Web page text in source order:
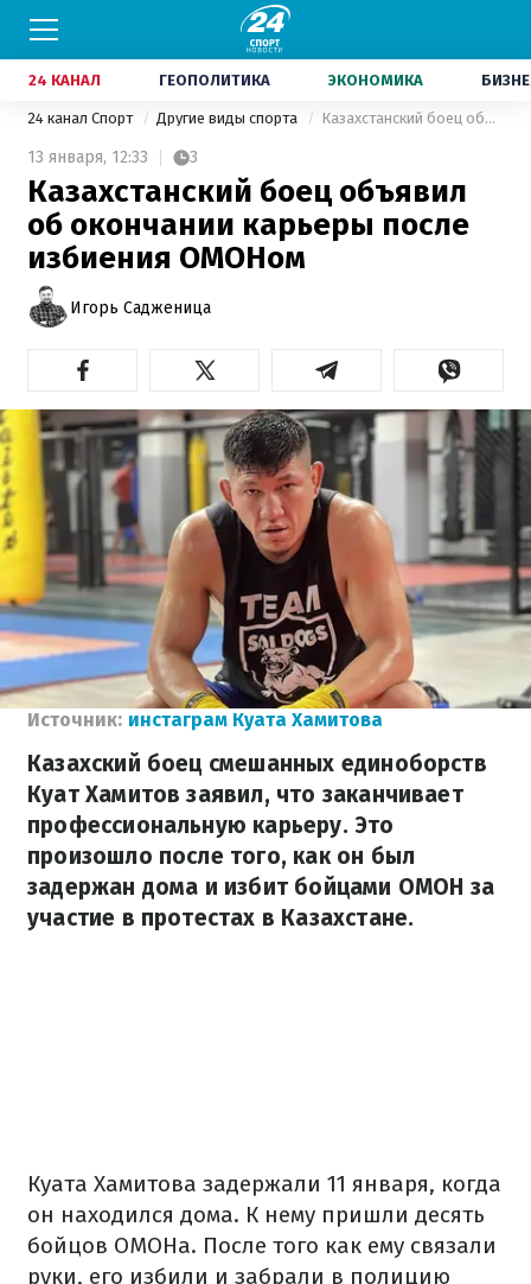
24 КАНАЛ ГЕОПОЛИТИКА ЭКОНОМИКА
24 канал Спорт Другие виды спорта Казахстанский боец объявил об окончании карьеры после избиения ОМОНом
13 января, 12:33 3
Казахстанский боец объявил
об окончании карьеры после
избиения ОМОНом
Игорь Садженица
Источник: инстаграм Куата Хамитова
Казахский боец смешанных единоборств
Куат Хамитов заявил, что заканчивает
профессиональную карьеру. Это
произошло после того, как он был
задержан дома и избит бойцами ОМОН за
участие в протестах в Казахстане.
Куата Хамитова задержали 11 января, когда
он находился дома. К нему пришли десять
бойцов ОМОНа. После того как ему связали
руки, его избили и забрали в полицию